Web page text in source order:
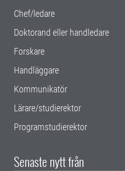
Chef/ledare
Doktorand eller handledare
Forskare
Handläggare
Kommunikatör
Lärare/studierektor
Programstudierektor
Senaste nytt från